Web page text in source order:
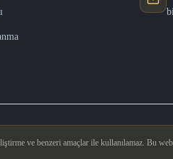
ve benzeri amaçlar ile kullanılamaz. Bu